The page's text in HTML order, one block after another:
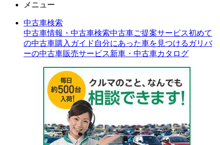
メニュー
中古車検索
中古車情報・中古車検索中古車ご提案サービス初めて
の中古車購入ガイド 自分にあった車を見つける ガリバ
ーの中古車販売サービス新車・中古車カタログ